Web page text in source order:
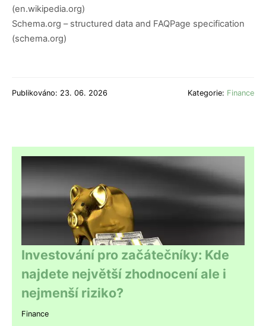
(en.wikipedia.org)
Schema.org – structured data and FAQPage specification
(schema.org)
Publikováno: 23. 06. 2026 Kategorie: Finance
Investování pro začátečníky: Kde
najdete největší zhodnocení ale i
nejmenší riziko?
Finance